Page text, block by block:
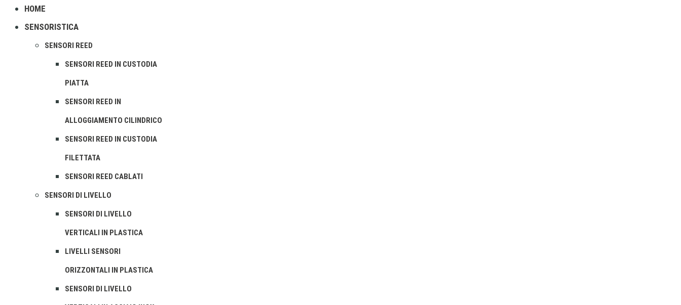
HOME
SENSORISTICA
SENSORI REED
SENSORI REED IN CUSTODIA
PIATTA
SENSORI REED IN
ALLOGGIAMENTO CILINDRICO
SENSORI REED IN CUSTODIA
FILETTATA
SENSORI REED CABLATI
SENSORI DI LIVELLO
SENSORI DI LIVELLO
VERTICALI IN PLASTICA
LIVELLI SENSORI
ORIZZONTALI IN PLASTICA
SENSORI DI LIVELLO